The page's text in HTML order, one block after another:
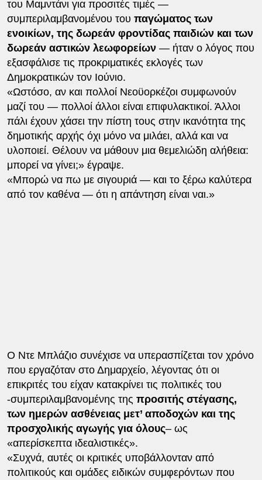
του Μαμντάνι για προσιτές τιμές —
συμπεριλαμβανομένου του παγώματος των
ενοικίων, της δωρεάν φροντίδας παιδιών και των
δωρεάν αστικών λεωφορείων— ήταν ο λόγος που
εξασφάλισε τις προκριματικές εκλογές των
Δημοκρατικών τον Ιούνιο.
«Ωστόσο, αν και πολλοί Νεοϋορκέζοι συμφωνούν
μαζί του — πολλοί άλλοι είναι επιφυλακτικοί. Άλλοι
πάλι έχουν χάσει την πίστη τους στην ικανότητα της
δημοτικής αρχής όχι μόνο να μιλάει, αλλά και να
υλοποιεί. Θέλουν να μάθουν μια θεμελιώδη αλήθεια:
μπορεί να γίνει;» έγραψε.
«Μπορώ να πω με σιγουριά — και το ξέρω καλύτερα
από τον καθένα — ότι η απάντηση είναι ναι.»
Ο Ντε Μπλάζιο συνέχισε να υπερασπίζεται τον χρόνο
που εργαζόταν στο Δημαρχείο, λέγοντας ότι οι
επικριτές του είχαν κατακρίνει τις πολιτικές του
-συμπεριλαμβανομένης της προσιτής στέγασης,
των ημερών ασθένειας μετ’ αποδοχών και της
προσχολικής αγωγής για όλους– ως
«απερίσκεπτα ιδεαλιστικές».
«Συχνά, αυτές οι κριτικές υποβάλλονταν από
πολιτικούς και ομάδες ειδικών συμφερόντων που